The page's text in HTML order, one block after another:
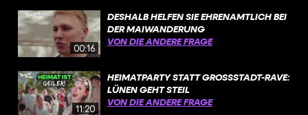
00:16
DESHALB HELFEN SIE EHRENAMTLICH BEI
DER MAIWANDERUNG
VON DIE ANDERE FRAGE
11:20
HEIMATPARTY STATT GROSSSTADT-RAVE: L
ÜNEN GEHT STEIL
VON DIE ANDERE FRAGE